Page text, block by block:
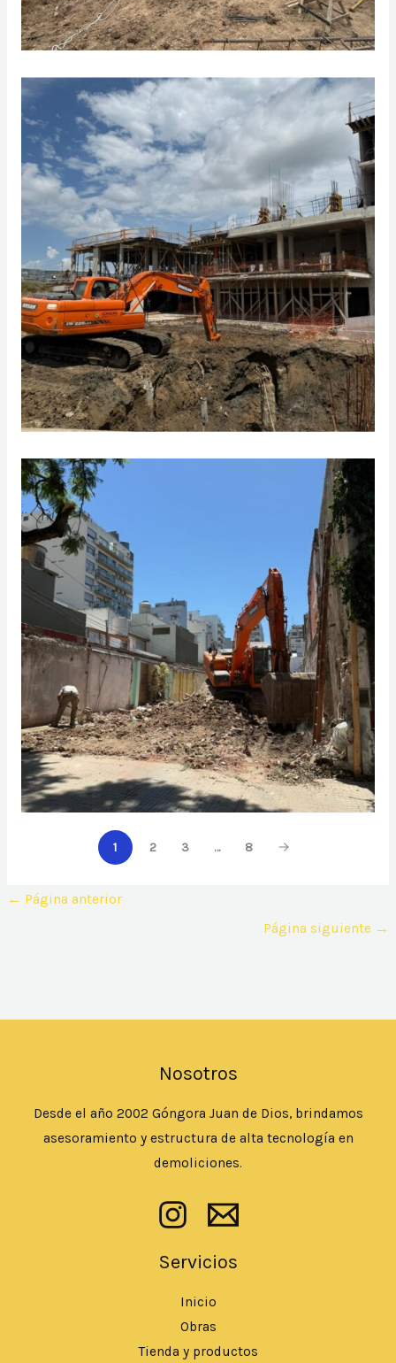
1 2 3 … 8
← Página anterior
Página siguiente →
Nosotros
Desde el año 2002 Góngora Juan de Dios, brindamos
asesoramiento y estructura de alta tecnología en
demoliciones.
Servicios
Inicio
Obras
Tienda y productos